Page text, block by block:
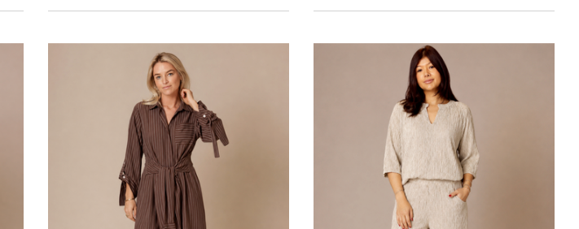
blauw
blauw dessin
bordeaux rood
bruin